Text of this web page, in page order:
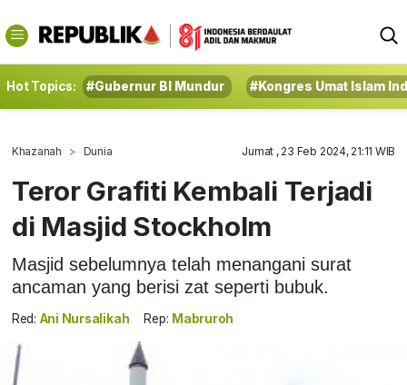
Hot Topics: #Gubernur BI Mundur #Kongres Umat Islam
Khazanah Dunia Jumat , 23 Feb 2024, 21:11 WIB
Teror Grafiti Kembali Terjadi
di Masjid Stockholm
Masjid sebelumnya telah menangani surat
ancaman yang berisi zat seperti bubuk.
Red: Ani Nursalikah Rep: Mabruroh